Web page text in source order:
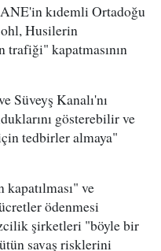
kıdemli Ortadoğu
Husilerin
kapatmasının
Süveyş Kanalı'nı
gösterebilir ve
tedbirler almaya"
ve
ödenmesi
şirketleri "böyle bir
savaş risklerini